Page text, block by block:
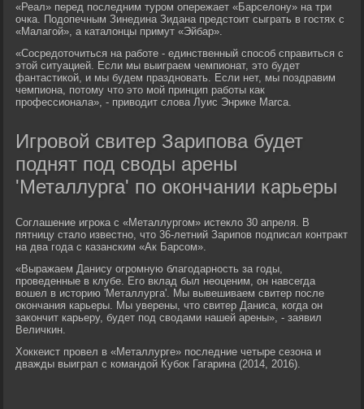
«Реал» перед последним туром опережает «Барселону» на три
очка. Подопечным Зинедина Зидана предстоит сыграть в гостях с
«Малагой», а каталонцы примут «Эйбар».
«Сосредоточиться на работе - единственный способ справиться с
этой ситуацией. Если мы выиграем чемпионат, это будет
фантастикой, и мы будем праздновать. Если нет, мы поздравим
чемпиона, потому что это мой принцип работы как
профессионала», - приводит слова Луис Энрике Marca.
Игровой свитер Зарипова будет
поднят под своды арены
'Металлурга' по окончании карьеры
Соглашение игрока с «Металлургом» истекло 30 апреля. В
пятницу стало известно, что 36-летний Зарипов подписал контракт
на два года с казанским «Ак Барсом».
«Выражаем Данису огромную благодарность за годы,
проведенные в клубе. Его вклад был неоценим, он навсегда
вошел в историю 'Металлурга'. Мы вывешиваем свитер после
окончания карьеры. Мы уверены, что свитер Даниса, когда он
закончит карьеру, будет под сводами нашей арены», - заявил
Величкин.
Хоккеист провел в «Металлурге» последние четыре сезона и
дважды выиграл с командой Кубок Гагарина (2014, 2016).